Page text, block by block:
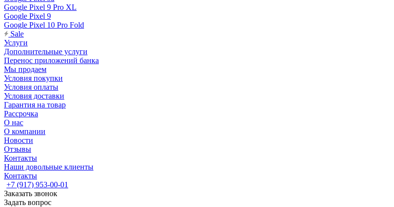
Google Pixel 9 Pro XL
Google Pixel 9
Google Pixel 10 Pro Fold
Sale
Услуги
Дополнительные услуги
Перенос приложений банка
Мы продаем
Условия покупки
Условия оплаты
Условия доставки
Гарантия на товар
Рассрочка
О нас
О компании
Новости
Отзывы
Контакты
Наши довольные клиенты
Контакты
+7 (917) 953-00-01
Заказать звонок
Задать вопрос